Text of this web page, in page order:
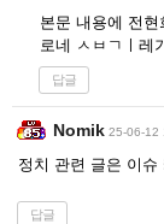
본문 내용에 전
로네 ㅅㅂㄱㅣ레
답글
Nomik 25-06-12
정치 관련 글은 이슈
답글